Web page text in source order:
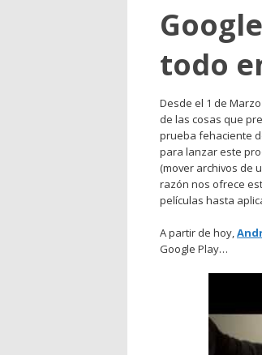
todo
Desde el 1 de
de las cosas que
prueba fehaciente
para lanzar este
(mover archivos de
razón nos ofrece
películas hasta
A partir de hoy,
Google Play…